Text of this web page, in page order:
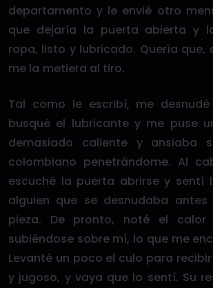
departamento y le envié otro
que dejaría la puerta abierta y
ropa, listo y lubricado. Quería que,
me la metiera al tiro.
Tal como le escribí, me
busqué el lubricante y me puse
demasiado caliente y ansiaba
colombiano penetrándome. Al
escuché la puerta abrirse y sentí
alguien que se desnudaba
pieza. De pronto, noté el
subiéndose sobre mí, lo que me
Levanté un poco el culo para
y jugoso, y vaya que lo sentí. Su